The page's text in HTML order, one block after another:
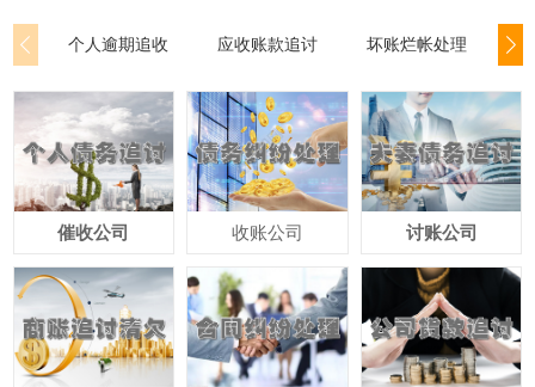
个人逾期追收 应收账款追讨 坏账烂帐处理
催收公司 收账公司 讨账公司